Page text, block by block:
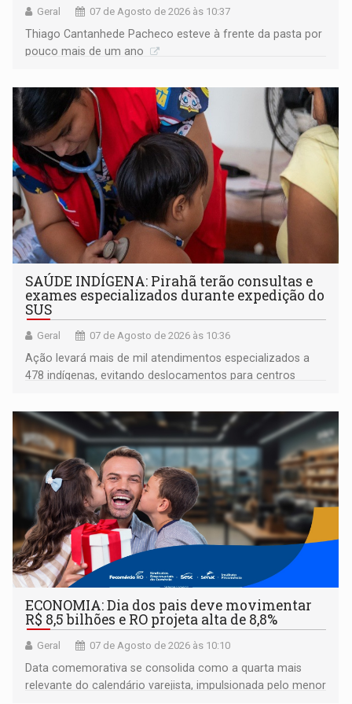
Geral 07 de Agosto de 2026 às 10:37
Thiago Cantanhede Pacheco esteve à frente da pasta por
pouco mais de um ano
SAÚDE INDÍGENA: Pirahã terão consultas e
exames especializados durante expedição do
SUS
Geral 07 de Agosto de 2026 às 10:36
Ação levará mais de mil atendimentos especializados a
478 indígenas, evitando deslocamentos para centros
ECONOMIA: Dia dos pais deve movimentar
R$ 8,5 bilhões e RO projeta alta de 8,8%
Geral 07 de Agosto de 2026 às 10:10
Data comemorativa se consolida como a quarta mais
relevante do calendário varejista, impulsionada pelo menor